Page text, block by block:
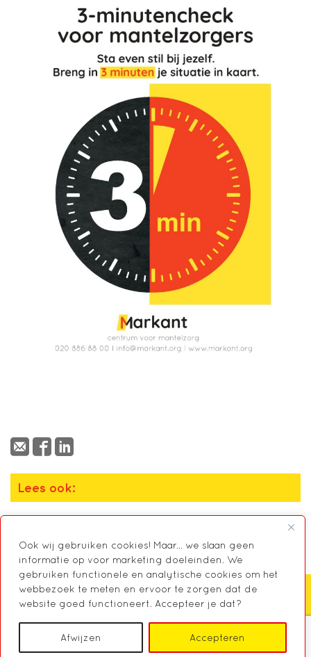
Ook wij gebruiken cookies! Maar... we slaan geen
informatie op voor marketing doeleinden. We
gebruiken functionele en analytische cookies om het
webbezoek te meten en ervoor te zorgen dat de
website goed functioneert. Accepteer je dat?
Afwijzen Accepteren
Lees ook:
3-minutencheck ‘Hoe combineert u werk en
mantelzorg?’
Zoeken